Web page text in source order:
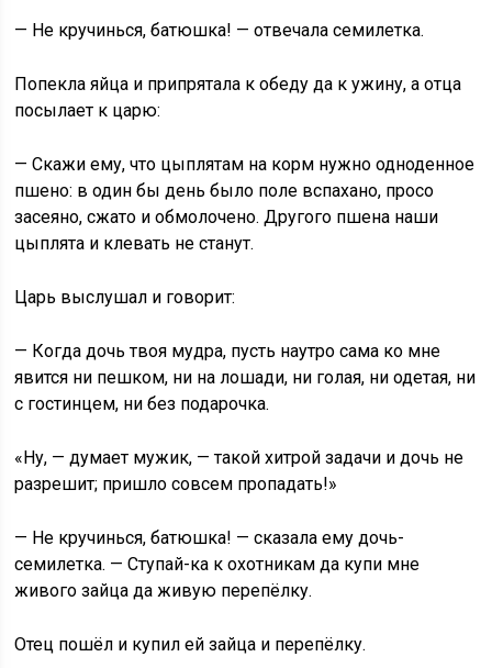
— Не кручинься, батюшка! — отвечала семилетка.
Попекла яйца и припрятала к обеду да к ужину, а отца
посылает к царю:
— Скажи ему, что цыплятам на корм нужно одноденное
пшено: в один бы день было поле вспахано, просо
засеяно, сжато и обмолочено. Другого пшена наши
цыплята и клевать не станут.
Царь выслушал и говорит:
— Когда дочь твоя мудра, пусть наутро сама ко мне
явится ни пешком, ни на лошади, ни голая, ни одетая, ни
с гостинцем, ни без подарочка.
«Ну, — думает мужик, — такой хитрой задачи и дочь не
разрешит; пришло совсем пропадать!»
— Не кручинься, батюшка! — сказала ему дочь-
семилетка. — Ступай-ка к охотникам да купи мне
живого зайца да живую перепёлку.
Отец пошёл и купил ей зайца и перепёлку.